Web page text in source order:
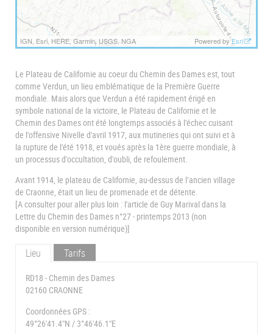
IGN, Esri, HERE, Garmin, USGS, NGA Powered byEsri
Le Plateau de Californie au coeur du Chemin des Dames est, tout
comme Verdun, un lieu emblématique de la Première Guerre
mondiale. Mais alors que Verdun a été rapidement érigé en
symbole national de la victoire, le Plateau de Californie et le
Chemin des Dames ont été longtemps associés à l'échec cuisant
de l'offensive Nivelle d'avril 1917, aux mutineries qui ont suivi et à
la rupture de l'été 1918, et voués après la 1ère guerre mondiale, à
un processus d'occultation, d'oubli, de refoulement.
Avant 1914, le plateau de Californie, au-dessus de l’ancien village
de Craonne, était un lieu de promenade et de détente.
[A consulter pour aller plus loin : l'article de Guy Marival dans la
Lettre du Chemin des Dames n°27 - printemps 2013 (non
disponible en version numérique)]
Lieu Tarifs
RD18 - Chemin des Dames
02160 CRAONNE
Coordonnées GPS :
49°26'41.4"N / 3°46'46.1"E